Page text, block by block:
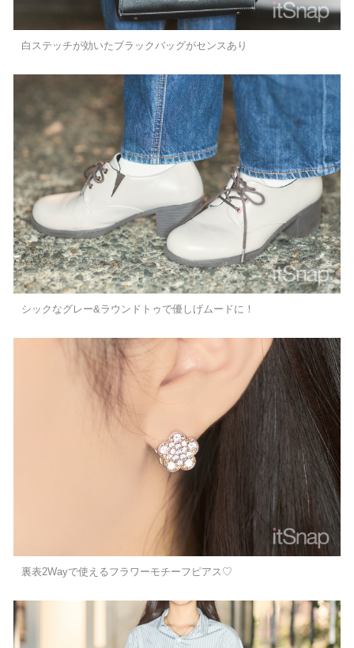
白ステッチが効いたブラックバッグがセンスあり
シックなグレー&ラウンドトゥで優しげムードに！
裏表2Wayで使えるフラワーモチーフピアス♡